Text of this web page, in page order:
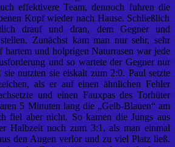
effektivere Team, dennoch fuhren die
Kopf wieder nach Hause. Schließlich
drauf und dran, dem Gegner und
Zunächst kam man nur sehr, sehr
und holprigen Naturrasen war jede
und so wartete der Gegner nur
nutzten sie eiskalt zum 2:0. Paul setzte
als er auf einen ähnlichen Fehler
und einen Fauxpas des Torhüter
5 Minuten lang die „Gelb-Blauen“ am
fiel aber nicht. So kamen die Jungs aus
Halbzeit noch zum 3:1, als man einmal
den Augen verlor und zu viel Platz ließ.